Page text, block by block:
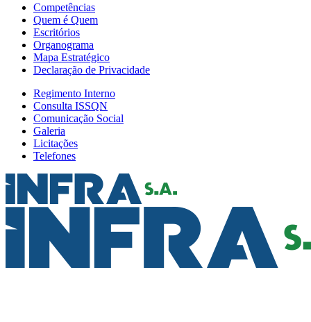
Competências
Quem é Quem
Escritórios
Organograma
Mapa Estratégico
Declaração de Privacidade
Regimento Interno
Consulta ISSQN
Comunicação Social
Galeria
Licitações
Telefones